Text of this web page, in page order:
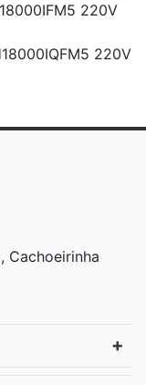
220V
220V
Cachoeirinha